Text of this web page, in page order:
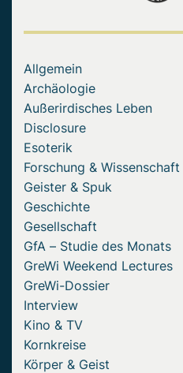
Allgemein
Archäologie
Außerirdisches Leben
Disclosure
Esoterik
Forschung & Wissenschaft
Geister & Spuk
Geschichte
Gesellschaft
GfA – Studie des Monats
GreWi Weekend Lectures
GreWi-Dossier
Interview
Kino & TV
Kornkreise
Körper & Geist